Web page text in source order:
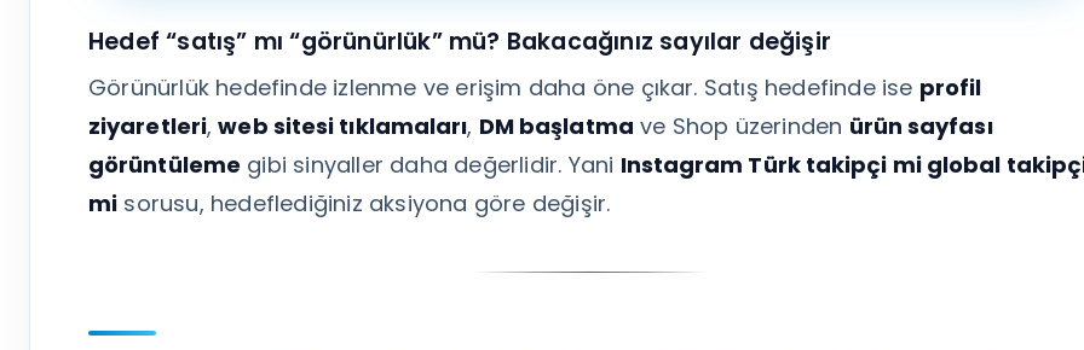
Hedef “satış” mı “görünürlük” mü? Bakacağınız sayılar değişir
Görünürlük hedefinde izlenme ve erişim daha öne çıkar. Satış hedefinde ise profil
ziyaretleri,web sitesi tıklamaları, DM başlatma ve Shop üzerinden ürün sayfası
görüntüleme gibi sinyaller daha değerlidir. Yani Instagram Türk takipçi mi global
mi sorusu, hedeflediğiniz aksiyona göre değişir.